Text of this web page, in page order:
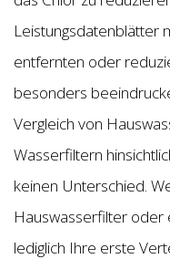
Leistungsdatenblätter
entfernten oder
besonders
Vergleich von
Wasserfiltern
keinen Unterschied.
Hauswasserfilter oder
lediglich Ihre erste